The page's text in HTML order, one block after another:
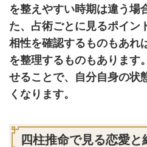
を整えやすい時期は違う場
た、占術ごとに見るポイン
相性を確認するものもあれ
を整理するものもあります
せることで、自分自身の状
くなります。
四柱推命で見る恋愛